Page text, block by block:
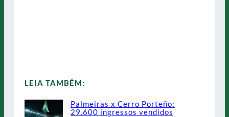
LEIA TAMBÉM:
Palmeiras x Cerro Porteño:
29.600 ingressos vendidos